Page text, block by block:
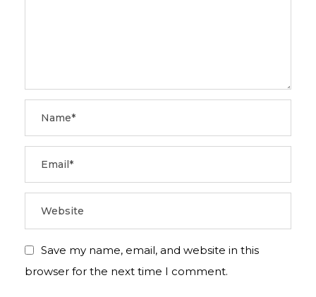
Save my name, email, and website in this
browser for the next time I comment.